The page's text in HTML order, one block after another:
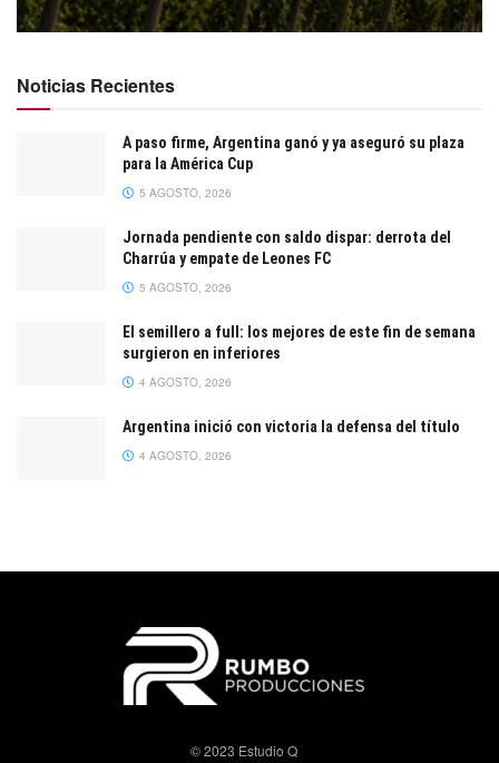
Noticias Recientes
A paso firme, Argentina ganó y ya aseguró su plaza
para la América Cup
5 AGOSTO, 2026
Jornada pendiente con saldo dispar: derrota del
Charrúa y empate de Leones FC
5 AGOSTO, 2026
El semillero a full: los mejores de este fin de semana
surgieron en inferiores
4 AGOSTO, 2026
Argentina inició con victoria la defensa del título
4 AGOSTO, 2026
© 2023 Estudio Q